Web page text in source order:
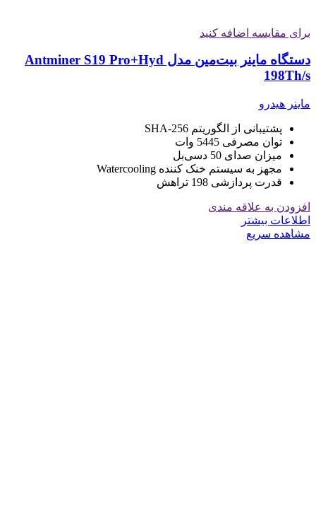
برای مقایسه اضافه کنید
دستگاه ماینر بیت‌مین مدل Antminer S19 Pro+Hyd
198Th/s
ماینر هیدرو
پشتیبانی از الگوریتم SHA-256
توان مصرفی 5445 وات
میزان صدای 50 دسی‌بل
مجهز به سیستم خنک کننده Watercooling
قدرت پردازشی 198 تراهش
افزودن به علاقه مندی
اطلاعات بیشتر
مشاهده سریع